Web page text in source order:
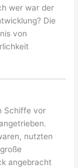
wer war der
Die
von
Schiffe vor
nutzten
angebracht